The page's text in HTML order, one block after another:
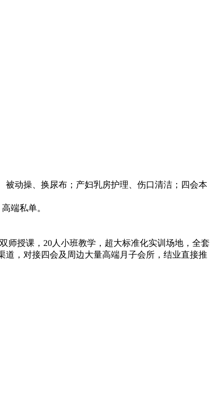
动操、换尿布；产妇乳房护理、伤口清洁；四会本
端私单。
授课，20人小班教学，超大标准化实训场地，全套
，对接四会及周边大量高端月子会所，结业直接推